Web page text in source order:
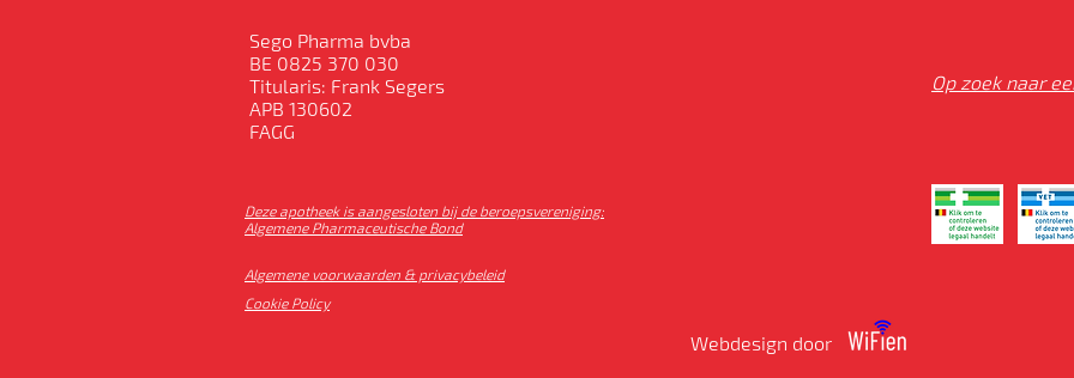
Sego Pharma bvba
BE 0825 370 030
Titularis: Frank Segers
APB 130602
FAGG
Deze apotheek is aangesloten bij de beroepsvereniging:
Algemene Pharmaceutische Bond
Op zoek naar
Algemene voorwaarden & privacybeleid
Cookie Policy
Webdesign door